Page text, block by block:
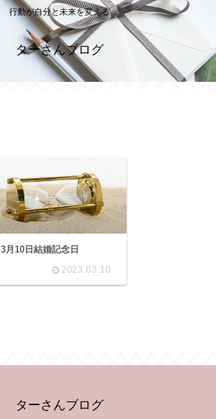
行動が自分と未来を変える
ターさんブログ
3月10日結婚記念日
2023.03.10
ターさんブログ